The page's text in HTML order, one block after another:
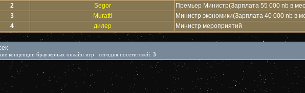
2
Segor
Премьер Министр(Зарплата 55 000 nb в
3
Muratti
Министр экономики(Зарплата 40 000 nb в
4
дилер Министр мероприятий
концепции браузерных онлайн игр сегодня посетителей: 3